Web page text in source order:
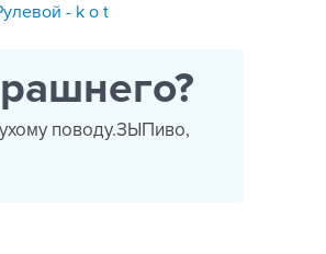
- k o t
поводу.ЗЫПиво,